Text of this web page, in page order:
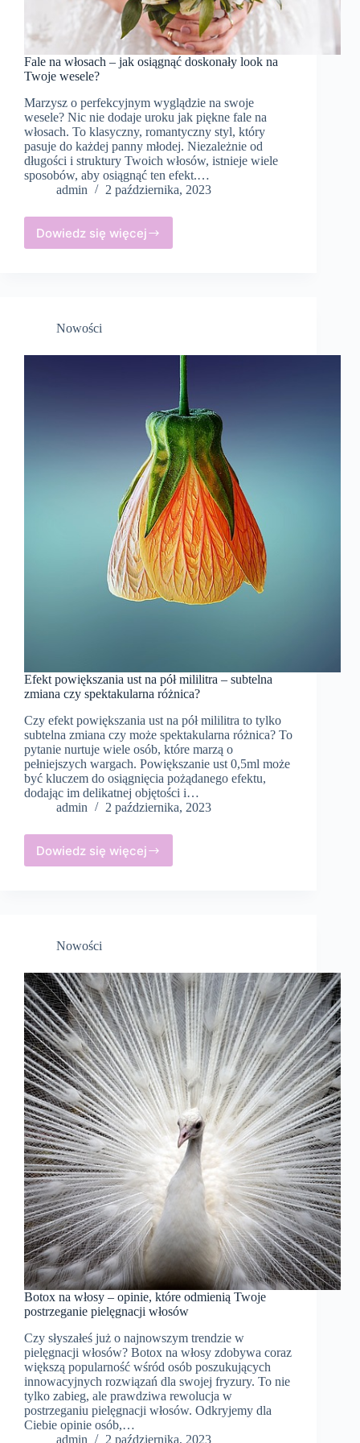
Fale na włosach – jak osiągnąć doskonały look na
Twoje wesele?
Marzysz o perfekcyjnym wyglądzie na swoje
wesele? Nic nie dodaje uroku jak piękne fale na
włosach. To klasyczny, romantyczny styl, który
pasuje do każdej panny młodej. Niezależnie od
długości i struktury Twoich włosów, istnieje wiele
sposobów, aby osiągnąć ten efekt.…
admin
2 października, 2023
Dowiedz się więcej
Fale
doskonały
Nowości
Efekt powiększania ust na pół mililitra – subtelna
zmiana czy spektakularna różnica?
Czy efekt powiększania ust na pół mililitra to tylko
subtelna zmiana czy może spektakularna różnica? To
pytanie nurtuje wiele osób, które marzą o
pełniejszych wargach. Powiększanie ust 0,5ml może
być kluczem do osiągnięcia pożądanego efektu,
dodając im delikatnej objętości i…
admin
2 października, 2023
Dowiedz się więcej
Efekt
–
zmiana
czy
spektakularna
różnica?
Nowości
Botox na włosy – opinie, które odmienią Twoje
postrzeganie pielęgnacji włosów
Czy słyszałeś już o najnowszym trendzie w
pielęgnacji włosów? Botox na włosy zdobywa coraz
większą popularność wśród osób poszukujących
innowacyjnych rozwiązań dla swojej fryzury. To nie
tylko zabieg, ale prawdziwa rewolucja w
postrzeganiu pielęgnacji włosów. Odkryjemy dla
Ciebie opinie osób,…
admin
2 października, 2023